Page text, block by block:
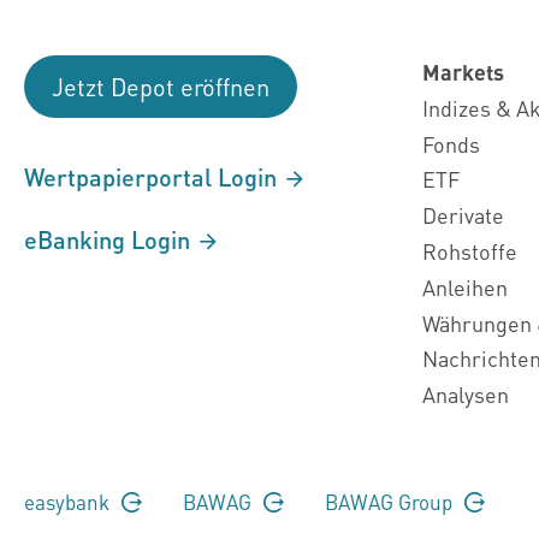
Jetzt Depot eröffnen
Wertpapierportal Login
eBanking Login
Markets
Indizes &
Fonds
ETF
Derivate
Rohstoffe
Anleihen
Währungen
Analysen
easybank BAWAG BAWAG Group